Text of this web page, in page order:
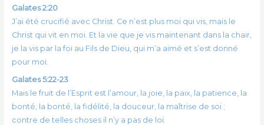
Galates 2:20
J’ai été crucifié avec Christ. Ce n’est plus moi qui vis, mais le
Christ qui vit en moi. Et la vie que je vis maintenant dans la chair,
je la vis par la foi au Fils de Dieu, qui m’a aimé et s’est donné
pour moi.
Galates 5:22-23
Mais le fruit de l’Esprit est l’amour, la joie, la paix, la patience, la
bonté, la bonté, la fidélité, la douceur, la maîtrise de soi ;
contre de telles choses il n’y a pas de loi.